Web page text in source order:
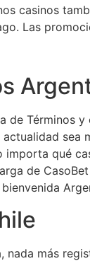
casinos
Las
Términos
qué
de
nada más